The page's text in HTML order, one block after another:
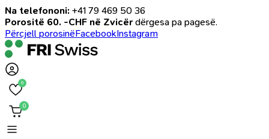
Na telefononi: +41 79 469 50 36
Porositë 60. -CHF në Zvicër dërgesa pa pagesë.
Përcjell porosinëFacebookInstagram
0
0